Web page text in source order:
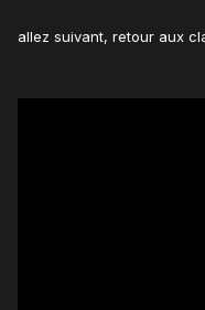
allez suivant, retour aux